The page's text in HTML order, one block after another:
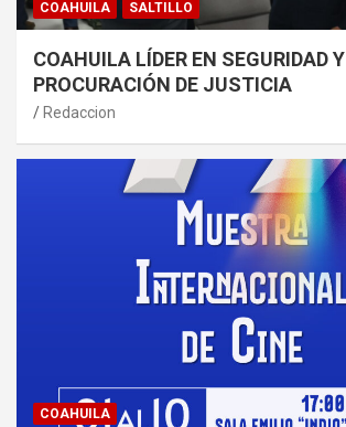
COAHUILA SALTILLO
COAHUILA LÍDER EN SEGURIDAD Y
PROCURACIÓN DE JUSTICIA
Redaccion
COAHUILA